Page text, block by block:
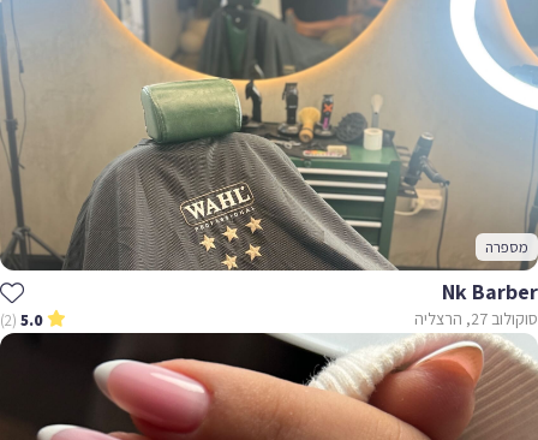
מספרה
Nk Barber
סוקולוב 27, הרצליה 5.0
(2)